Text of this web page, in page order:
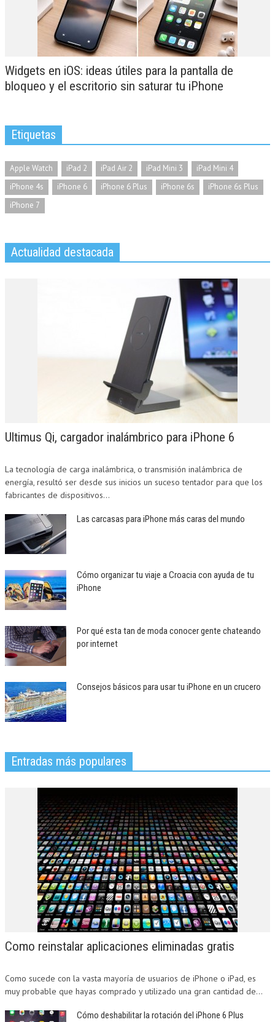
Widgets en iOS: ideas útiles para la pantalla de
bloqueo y el escritorio sin saturar tu iPhone
Etiquetas
Apple Watch iPad 2 iPad Air 2 iPad Mini 3
iPad Mini 4
iPhone 4s
iPhone 6 iPhone 6 Plus iPhone 6s
iPhone 6s Plus
iPhone 7
Actualidad destacada
Ultimus Qi, cargador inalámbrico para iPhone 6
La tecnología de carga inalámbrica, o transmisión inalámbrica de
energía, resultó ser desde sus inicios un suceso tentador para que los
fabricantes de dispositivos...
Las carcasas para iPhone más caras del mundo
Cómo organizar tu viaje a Croacia con ayuda de tu
iPhone
Por qué esta tan de moda conocer gente chateando
por internet
Consejos básicos para usar tu iPhone en un crucero
Entradas más populares
Como reinstalar aplicaciones eliminadas gratis
Como sucede con la vasta mayoría de usuarios de iPhone o iPad, es
muy probable que hayas comprado y utilizado una gran cantidad de...
Cómo deshabilitar la rotación del iPhone 6 Plus